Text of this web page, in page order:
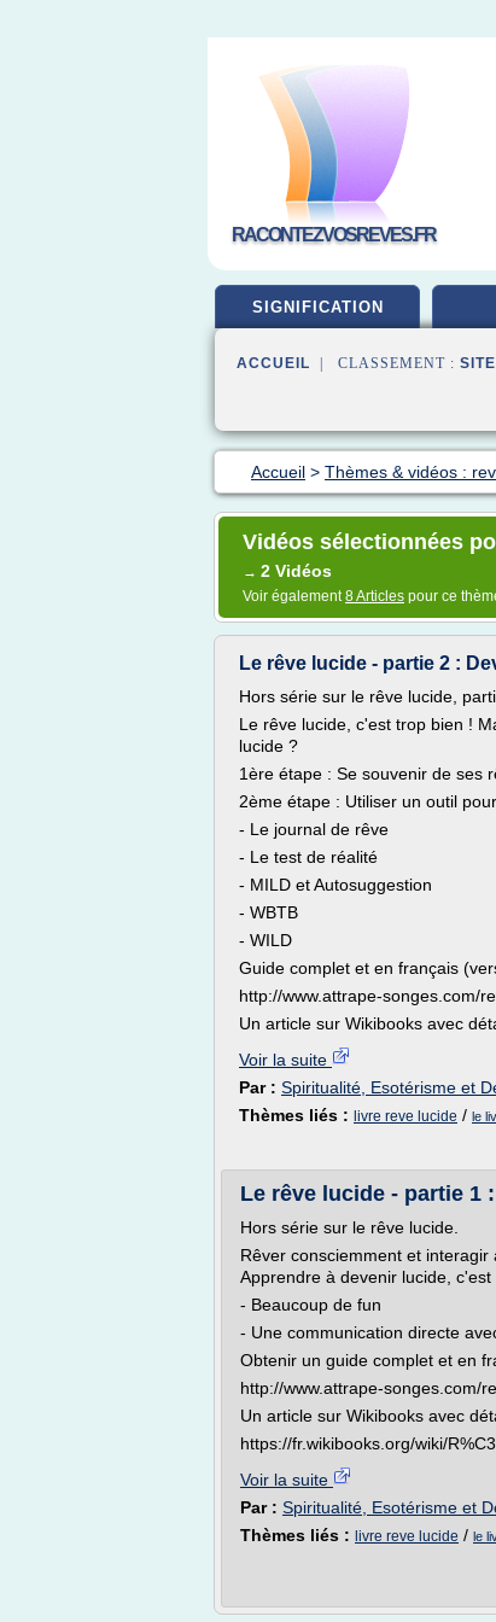
RACONTEZVOSREVES.FR
SIGNIFICATION
ACCUEIL | CLASSEMENT :
Accueil > Thèmes & vidéos :
Vidéos sélectionnées
→ 2 Vidéos
Voir également8 Articles pour ce
Le rêve lucide - partie 2 :
Hors série sur le rêve lucide,
Le rêve lucide, c'est trop bien !
lucide ?
1ère étape : Se souvenir de ses
2ème étape : Utiliser un outil
- Le journal de rêve
- Le test de réalité
- MILD et Autosuggestion
- WBTB
- WILD
Guide complet et en français
http://www.attrape-songes.com/
Un article sur Wikibooks avec
Voir la suite
Par : Spiritualité, Esotérisme et
Thèmes liés : livre reve lucide / le
Le rêve lucide - partie 1
Hors série sur le rêve lucide.
Rêver consciemment et interagir
Apprendre à devenir lucide, c'est
- Beaucoup de fun
- Une communication directe
Obtenir un guide complet et en
http://www.attrape-songes.com/
Un article sur Wikibooks avec
https://fr.wikibooks.org/wiki/
Voir la suite
Par : Spiritualité, Esotérisme et
Thèmes liés : livre reve lucide / le